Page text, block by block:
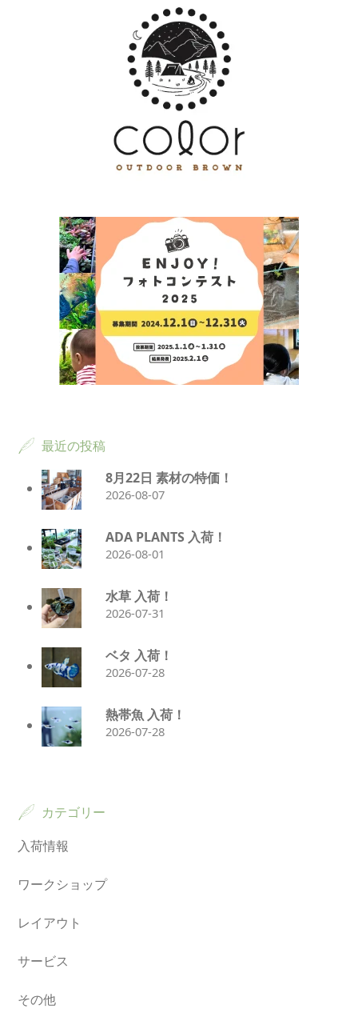
最近の投稿
8月22日 素材の特価！
2026-08-07
ADA PLANTS 入荷！
2026-08-01
水草 入荷！
2026-07-31
ベタ 入荷！
2026-07-28
熱帯魚 入荷！
2026-07-28
カテゴリー
入荷情報
ワークショップ
レイアウト
サービス
その他